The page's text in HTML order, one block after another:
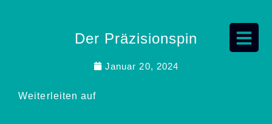
Der Präzisionspin
Januar 20, 2024
Weiterleiten auf